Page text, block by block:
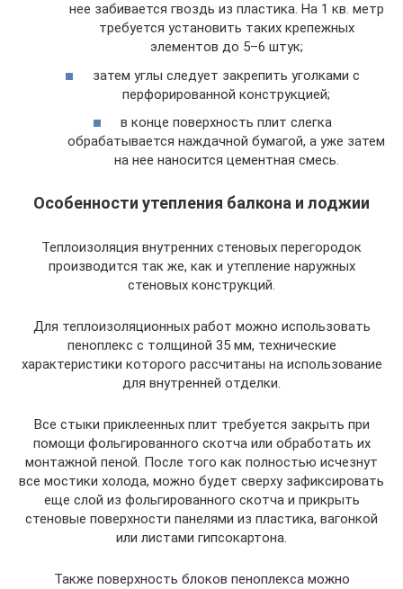
нее забивается гвоздь из пластика. На 1 кв. метр
требуется установить таких крепежных
элементов до 5–6 штук;
затем углы следует закрепить уголками с
перфорированной конструкцией;
в конце поверхность плит слегка
обрабатывается наждачной бумагой, а уже затем
на нее наносится цементная смесь.
Особенности утепления балкона и лоджии
Теплоизоляция внутренних стеновых перегородок
производится так же, как и утепление наружных
стеновых конструкций.
Для теплоизоляционных работ можно использовать
пеноплекс с толщиной 35 мм, технические
характеристики которого рассчитаны на использование
для внутренней отделки.
Все стыки приклеенных плит требуется закрыть при
помощи фольгированного скотча или обработать их
монтажной пеной. После того как полностью исчезнут
все мостики холода, можно будет сверху зафиксировать
еще слой из фольгированного скотча и прикрыть
стеновые поверхности панелями из пластика, вагонкой
или листами гипсокартона.
Также поверхность блоков пеноплекса можно